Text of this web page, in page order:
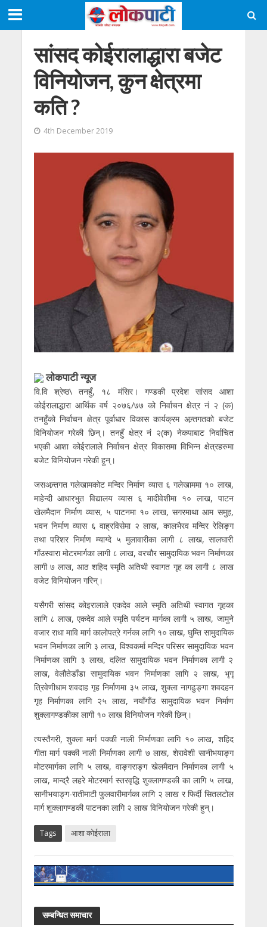
सांसद कोईरालाद्धारा बजेट
विनियोजन, कुन क्षेत्रमा
कति ?
4th December 2019
लाेकपाटी न्यूज
वि.वि श्रेष्ठ\ तनहुँ, १८ मंसिर। गण्डकी प्रदेश सांसद आशा
कोईरालाद्धारा आर्थिक वर्ष २०७६/७७ को निर्वाचन क्षेत्र नं २ (क)
तनहुँको निर्वाचन क्षेत्र पूर्वाधार विकास कार्यक्रम अन्र्तगतको बजेट
विनियोजन गरेकी छिन्। तनहुँ क्षेत्र नं २(क) नेकपाबाट निर्वाचित
भएकी आशा कोईरालाले निर्वाचन क्षेत्र विकासमा विभिन्न क्षेत्रहरुमा
बजेट विनियोजन गरेकी हुन्।
जसअन्र्तगत गलेखामकोट मन्दिर निर्माण व्यास ६ गलेखाममा १० लाख,
माहेन्दी आधारभुत विद्यालय व्यास ६ मादीवेशीमा १० लाख, पाटन
खेलमैदान निर्माण व्यास, ५ पाटनमा १० लाख, सगरमाथा आम समुह,
भवन निर्माण व्यास ६ वाह्रविसेमा २ लाख, कालभैरव मन्दिर रेलिङ्ग
तथा परिशर निर्माण म्याग्दे ५ मुलावारीका लागी ८ लाख, सालघारी
गाँउस्वारा मोटरमार्गका लागी ८ लाख, वरचौर सामुदायिक भवन निर्माणका
लागी ७ लाख, आठ शहिद स्मृति अतिथी स्वागत गृह का लागी ८ लाख
वजेट विनियोजन गरिन्।
यसैगरी सांसद कोइरालाले एकदेव आले स्मृति अतिथी स्वागत गृहका
लागि ८ लाख, एकदेव आले स्मृति पर्यटन मार्गका लागी ५ लाख, जामुने
वजार राधा मावि मार्ग कालोपत्रे गर्नका लागि १० लाख, घुम्ति सामुदायिक
भवन निर्माणका लागि ३ लाख, विश्वकर्मा मन्दिर परिसर सामुदायिक भवन
निर्माणका लागि ३ लाख, दलित सामुदायिक भवन निर्माणका लागी २
लाख, वेलौतेडाँडा सामुदायिक भवन निर्माणका लागि २ लाख, भृगृ
त्रिवेणीधाम शवदाह गृह निर्माणमा ३५ लाख, शुक्ला नागढुङ्गा शवदहन
गृह निर्माणका लागि २५ लाख, नयाँगाँउ सामुदायिक भवन निर्माण
शुक्लागण्डकीका लागी १० लाख विनियोजन गरेकी छिन्।
त्यस्तैगरी, शुक्ला मार्ग पक्की नाली निर्माणका लागि १० लाख, शहिद
गीता मार्ग पक्की नाली निर्माणका लागी ७ लाख, शेरावेशी सानीभयाङ्ग
मोटरमार्गका लागि ५ लाख, वाङ्गराङ्ग खेलमैदान निर्माणका लागी ५
लाख, मान्द्रै लहरे मोटरमार्ग स्तरवृद्धि शुक्लागण्डकी का लागि ५ लाख,
सानीभयाङ्ग-रातीमाटी फुलवारीमार्गका लागि २ लाख र फिर्दी सितलटोल
मार्ग शुक्लागण्डकी पाटनका लागि २ लाख विनियोजन गरेकी हुन्।
Tags आशा कोईराला
सम्बन्धित समाचार